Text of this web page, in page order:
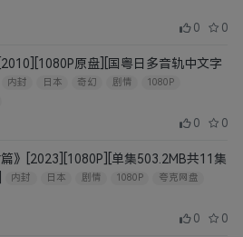
0 0
原盘][国粤日多音轨中文字
内封 日本 奇幻 剧情
1080P
0 0
篇》[2023][1080P][单集503.2MB共11集
内封 日本 剧情 1080P
夸克网盘
0 0